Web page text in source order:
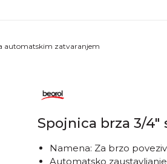
automatskim zatvaranjem
Spojnica brza 3/
Namena: Za brzo
Automatsko